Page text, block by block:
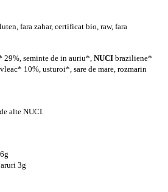
fara zahar, certificat bio, raw, fara
29%, seminte de in auriu*, NUCI braziliene*
10%, usturoi*, sare de mare, rozmarin
alte NUCI.
3g